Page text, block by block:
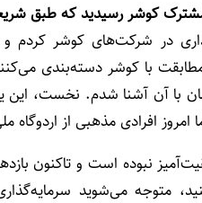
کوشر رسیدید که طبق
به سرمایه‌گذاری در شرکت‌های
با کوشر دسته‌بندی
با آن آشنا شدم. نخست،
افرادی مذهبی از اردوگاه
نبوده است و تاکنون
متوجه می‌شوید